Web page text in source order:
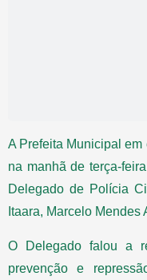
A Prefeita Municipal
na manhã de terça-
Delegado de Polícia
Itaara, Marcelo Mendes
O Delegado falou a
prevenção e